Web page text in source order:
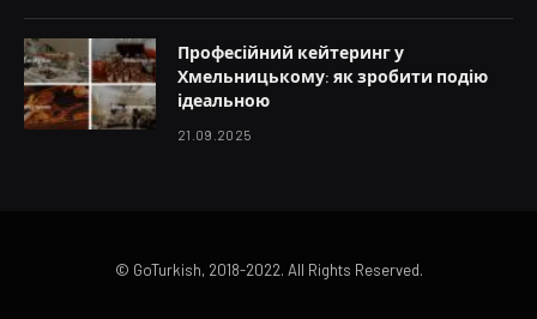
Професійний кейтеринг у
Хмельницькому: як зробити подію
ідеальною
21.09.2025
© GoTurkish, 2018-2022. All Rights Reserved.